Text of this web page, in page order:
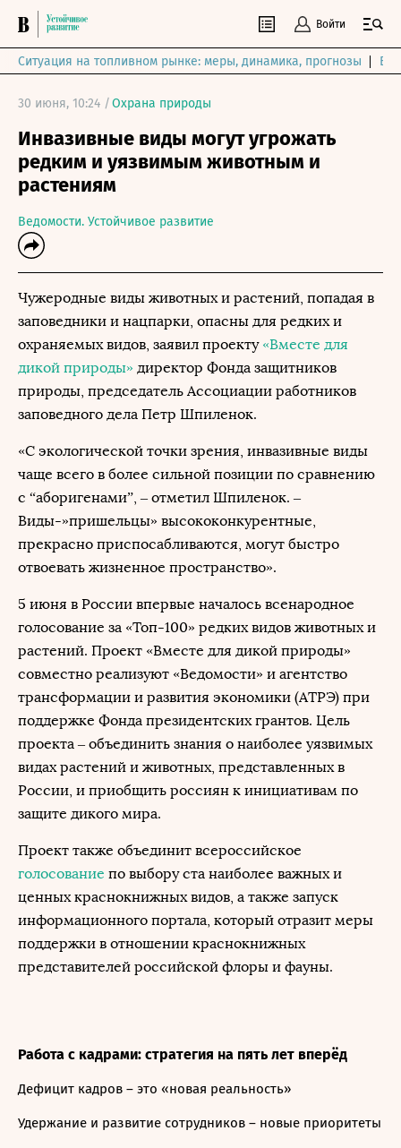
Войти
Ситуация на топливном рынке: меры, динамика, прогнозы
30 июня, 10:24 /Охрана природы
Инвазивные виды могут угрожать
редким и уязвимым животным и
растениям
Ведомости. Устойчивое развитие
Чужеродные виды животных и растений, попадая в
заповедники и нацпарки, опасны для редких и
охраняемых видов, заявил проекту «Вместе для
дикой природы» директор Фонда защитников
природы, председатель Ассоциации работников
заповедного дела Петр Шпиленок.
«С экологической точки зрения, инвазивные виды
чаще всего в более сильной позиции по сравнению
с “аборигенами”, – отметил Шпиленок. –
Виды-»пришельцы» высококонкурентные,
прекрасно приспосабливаются, могут быстро
отвоевать жизненное пространство».
5 июня в России впервые началось всенародное
голосование за «Топ-100» редких видов животных и
растений. Проект «Вместе для дикой природы»
совместно реализуют «Ведомости» и агентство
трансформации и развития экономики (АТРЭ) при
поддержке Фонда президентских грантов. Цель
проекта – объединить знания о наиболее уязвимых
видах растений и животных, представленных в
России, и приобщить россиян к инициативам по
защите дикого мира.
Проект также объединит всероссийское
голосование по выбору ста наиболее важных и
ценных краснокнижных видов, а также запуск
информационного портала, который отразит меры
поддержки в отношении краснокнижных
представителей российской флоры и фауны.
Работа с кадрами: стратегия на пять лет вперёд
Дефицит кадров – это «новая реальность»
Удержание и развитие сотрудников – новые приоритеты